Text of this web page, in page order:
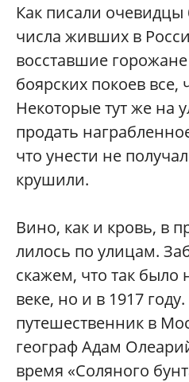
Как писали очевидцы
числа живших в
восставшие
боярских покоев все,
Некоторые тут же на
продать
что унести не
крушили.
Вино, как и кровь, в
лилось по улицам.
скажем, что так было
веке, но и в 1917
путешественник в
географ Адам
время «Соляного